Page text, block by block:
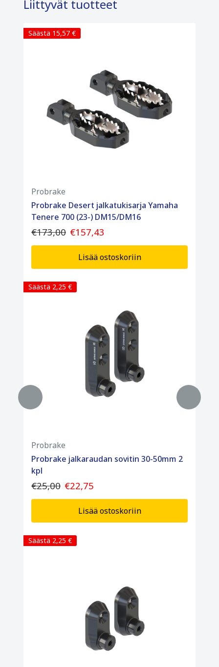
Liittyvät tuotteet
Säästä 15,57 €
Probrake
Probrake Desert jalkatukisarja Yamaha
Tenere 700 (23-) DM15/DM16
€173,00 €157,43
Lisää ostoskoriin
Säästä 2,25 €
Probrake
Probrake jalkaraudan sovitin 30-50mm 2
kpl
€25,00 €22,75
Lisää ostoskoriin
Säästä 2,25 €